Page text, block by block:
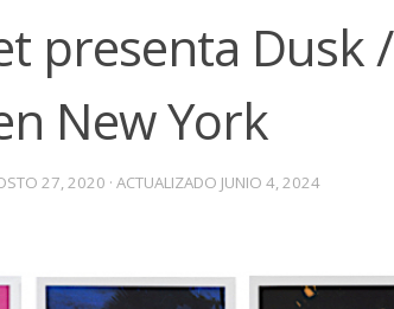
presenta Dusk /
New York
27, 2020 · ACTUALIZADO JUNIO 4, 2024